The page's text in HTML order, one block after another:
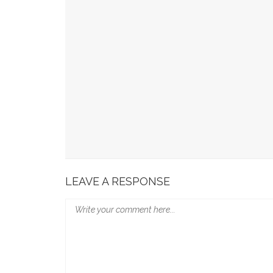
LEAVE A RESPONSE